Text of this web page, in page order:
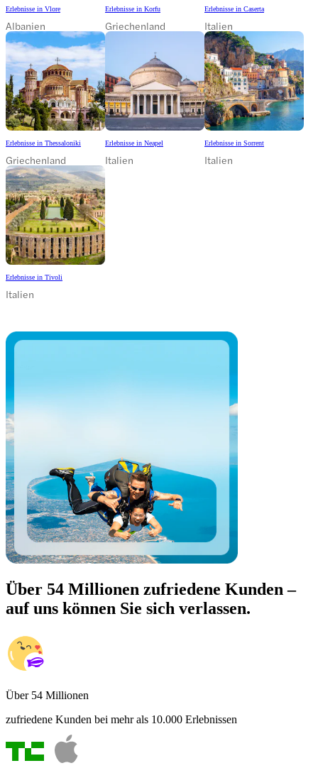
Erlebnisse in Vlore
Albanien
Erlebnisse in Korfu
Griechenland
Erlebnisse in Caserta
Italien
Erlebnisse in Thessaloniki
Griechenland
Erlebnisse in Neapel
Italien
Erlebnisse in Sorrent
Italien
Erlebnisse in Tivoli
Italien
Über 54 Millionen zufriedene Kunden –
auf uns können Sie sich verlassen.
Über 54 Millionen
zufriedene Kunden bei mehr als 10.000 Erlebnissen